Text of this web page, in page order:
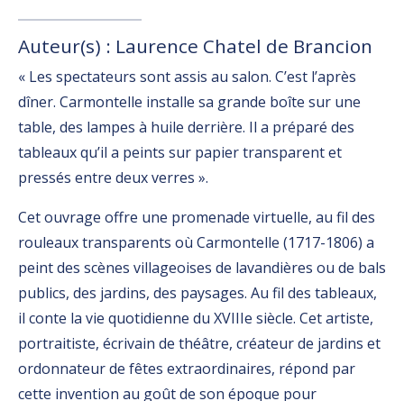
Auteur(s) : Laurence Chatel de Brancion
« Les spectateurs sont assis au salon. C’est l’après
dîner. Carmontelle installe sa grande boîte sur une
table, des lampes à huile derrière. Il a préparé des
tableaux qu’il a peints sur papier transparent et
pressés entre deux verres ».
Cet ouvrage offre une promenade virtuelle, au fil des
rouleaux transparents où Carmontelle (1717-1806) a
peint des scènes villageoises de lavandières ou de bals
publics, des jardins, des paysages. Au fil des tableaux,
il conte la vie quotidienne du XVIIIe siècle. Cet artiste,
portraitiste, écrivain de théâtre, créateur de jardins et
ordonnateur de fêtes extraordinaires, répond par
cette invention au goût de son époque pour